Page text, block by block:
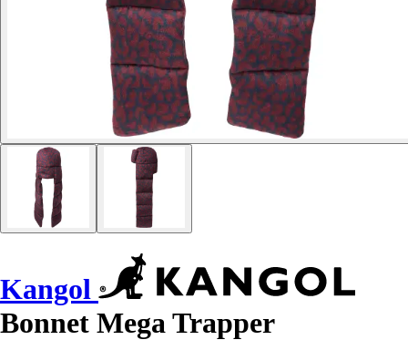
Kangol
Bonnet Mega Trapper